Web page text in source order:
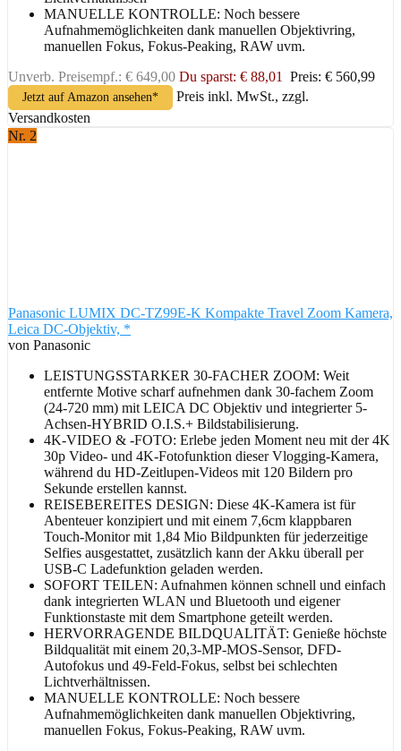
MANUELLE KONTROLLE: Noch bessere
Aufnahmemöglichkeiten dank manuellen Objektivring,
manuellen Fokus, Fokus-Peaking, RAW uvm.
Unverb. Preisempf.: € 649,00 Du sparst: € 88,01 Preis: € 560,99
Jetzt auf Amazon ansehen*
Preis inkl. MwSt., zzgl.
Versandkosten
Nr. 2
Panasonic LUMIX DC-TZ99E-K Kompakte Travel Zoom Kamera,
Leica DC-Objektiv, *
von Panasonic
LEISTUNGSSTARKER 30-FACHER ZOOM: Weit
entfernte Motive scharf aufnehmen dank 30-fachem Zoom
(24-720 mm) mit LEICA DC Objektiv und integrierter 5-
Achsen-HYBRID O.I.S.+ Bildstabilisierung.
4K-VIDEO & -FOTO: Erlebe jeden Moment neu mit der 4K
30p Video- und 4K-Fotofunktion dieser Vlogging-Kamera,
während du HD-Zeitlupen-Videos mit 120 Bildern pro
Sekunde erstellen kannst.
REISEBEREITES DESIGN: Diese 4K-Kamera ist für
Abenteuer konzipiert und mit einem 7,6cm klappbaren
Touch-Monitor mit 1,84 Mio Bildpunkten für jederzeitige
Selfies ausgestattet, zusätzlich kann der Akku überall per
USB-C Ladefunktion geladen werden.
SOFORT TEILEN: Aufnahmen können schnell und einfach
dank integrierten WLAN und Bluetooth und eigener
Funktionstaste mit dem Smartphone geteilt werden.
HERVORRAGENDE BILDQUALITÄT: Genieße höchste
Bildqualität mit einem 20,3-MP-MOS-Sensor, DFD-
Autofokus und 49-Feld-Fokus, selbst bei schlechten
Lichtverhältnissen.
MANUELLE KONTROLLE: Noch bessere
Aufnahmemöglichkeiten dank manuellen Objektivring,
manuellen Fokus, Fokus-Peaking, RAW uvm.